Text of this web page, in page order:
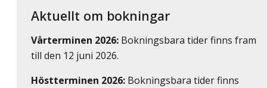
Aktuellt om bokningar
Vårterminen 2026: Bokningsbara tider finns fram
till den 12 juni 2026.
Höstterminen 2026: Bokningsbara tider finns